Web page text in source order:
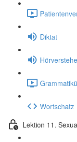
Diktat
Wortschatz
Lektion 11.